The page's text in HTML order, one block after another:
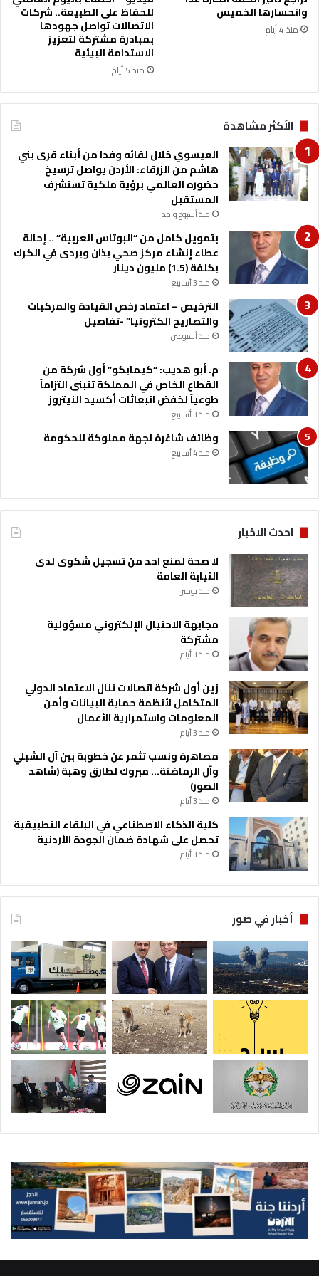
ة
ل
ت
ز
س
ي
ا
ح
ة
ا
ل
ل
ا
و
ا
ل
ع
م
ر
ة
و
ل
ح
ج
P
l
u
s
ف
ي
ا
ل
أ
ر
د
ن
ث
م
ن
ا
ج
"
ش
ا
م
"
ل
ع
د
ا
د
ا
ل
ق
ي
ا
د
ا
ت
ا
ل
ش
ب
ا
ب
وانحسارها الخميس
منذ 4 أيام
للحفاظ على الطبيعة.. شركات
الاتصالات تواصل جهودها
بمبادرة مشتركة لتعزيز
الاستدامة البيئية
منذ 5 أيام
الأكثر مشاهدة
العيسوي خلال لقائه وفدا من أبناء قرى بني
هاشم من الزرقاء: الأردن يواصل ترسيخ
حضوره العالمي برؤية ملكية تستشرف
المستقبل
منذ أسبوع واحد
بتمويل كامل من “البوتاس العربية” .. إحالة
عطاء إنشاء مركز صحي بذان وبردى في الكرك
بكلفة (1.5) مليون دينار
منذ 3 أسابيع
الترخيص – اعتماد رخص القيادة والمركبات
والتصاريح الكترونيا” -تفاصيل
منذ أسبوعين
م. أبو هديب: “كيمابكو” أول شركة من
القطاع الخاص في المملكة تتبنى التزاماً
طوعياً لخفض انبعاثات أكسيد النيتروز
منذ 3 أسابيع
وظائف شاغرة لجهة مملوكة للحكومة
منذ 4 أسابيع
احدث الاخبار
لا صحة لمنع احد من تسجيل شكوى لدى
النيابة العامة
منذ يومين
مجابهة الاحتيال الإلكتروني مسؤولية
مشتركة
منذ 3 أيام
زين أول شركة اتصالات تنال الاعتماد الدولي
المتكامل لأنظمة حماية البيانات وأمن
المعلومات واستمرارية الأعمال
منذ 3 أيام
مصاهرة ونسب تثمر عن خطوبة بين آل الشبلي
وآل الرماضنة… مبروك لطارق وهبة (شاهد
الصور)
منذ 3 أيام
كلية الذكاء الاصطناعي في البلقاء التطبيقية
تحصل على شهادة ضمان الجودة الأردنية
منذ 3 أيام
أخبار في صور